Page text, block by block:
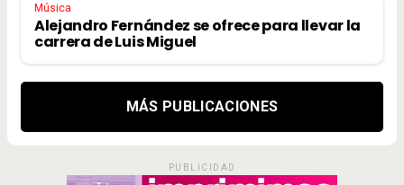
Música
Alejandro Fernández se ofrece para llevar la
carrera de Luis Miguel
MÁS PUBLICACIONES
PUBLICIDAD